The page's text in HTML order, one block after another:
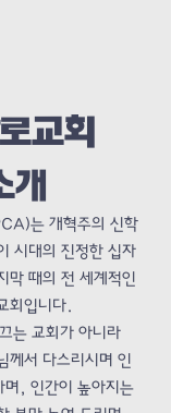
는 개혁주의 신학
시대의 진정한 십자
막 때의 전 세계적인
회입니다.
는 교회가 아니라
께서 다스리시며 인
며, 인간이 높아지는
교회
개